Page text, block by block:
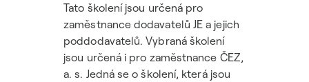
Tato školení jsou určená pro
zaměstnance dodavatelů JE a jejich
poddodavatelů. Vybraná školení
jsou určená i pro zaměstnance ČEZ,
a. s. Jedná se o školení, která jsou